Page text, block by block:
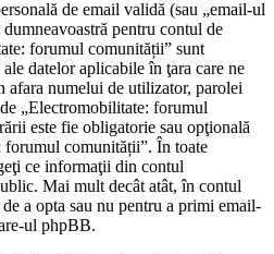
de email validă (sau „email-ul
pentru contul de
forumul comunității” sunt
datelor aplicabile în ţara care ne
afara numelui de utilizator, parolei
„Electromobilitate: forumul
este fie obligatorie sau opţională
comunității”. În toate
ce informaţii din contul
Mai mult decât atât, în contul
a opta sau nu pentru a primi email-
ul phpBB.